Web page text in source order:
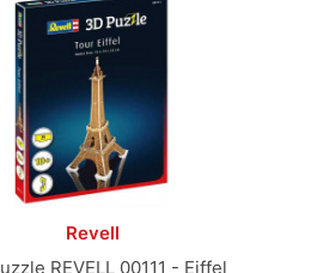
Revell
REVELL 00111 - Eiffel